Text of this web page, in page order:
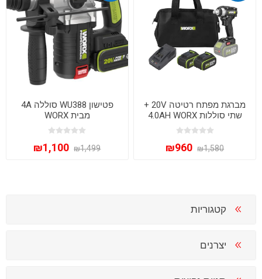
מברגת מפתח רטיטה 20V +
שתי סוללות 4.0AH WORX
WE272.9
₪1,580
₪960
פטישון WU388 סוללה 4A
מבית WORX
₪1,499
₪1,100
קטגוריות
יצרנים